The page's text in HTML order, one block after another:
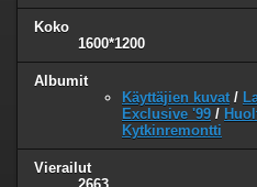
Koko
1600*1200
Albumit
Käyttäjien kuvat /
Exclusive '99 /
Kytkinremontti
Vierailut